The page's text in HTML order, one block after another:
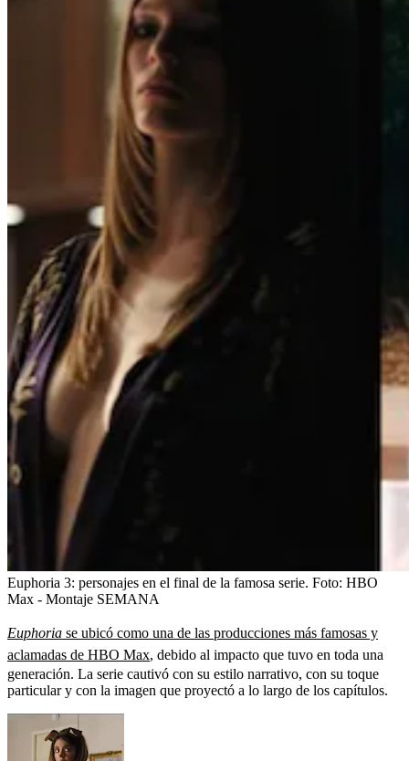
Euphoria 3: personajes en el final de la famosa serie. Foto: HBO
Max - Montaje SEMANA
Euphoria se ubicó como una de las producciones más famosas y
aclamadas de HBO Max, debido al impacto que tuvo en toda una
generación. La serie cautivó con su estilo narrativo, con su toque
particular y con la imagen que proyectó a lo largo de los capítulos.